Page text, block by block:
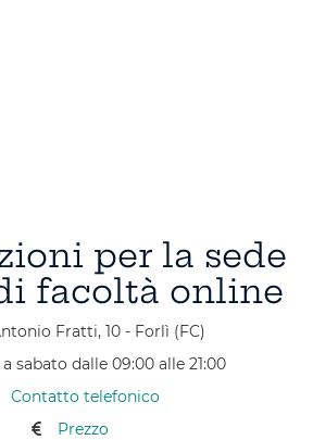
per la sede
facoltà online
Fratti, 10 - Forlì (FC)
sabato dalle 09:00 alle 21:00
Contatto telefonico
Prezzo